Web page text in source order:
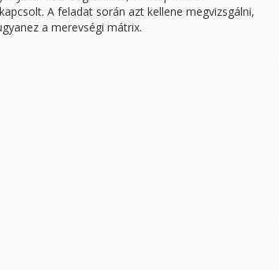
A feladat során azt kellene megvizsgálni,
a merevségi mátrix.